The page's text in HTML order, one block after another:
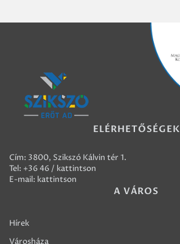
ELÉRHETŐSÉGEK
Cím: 3800, Szikszó Kálvin tér 1.
Tel: +36 46 / kattintson
E-mail: kattintson
A VÁROS
Hírek
Városháza